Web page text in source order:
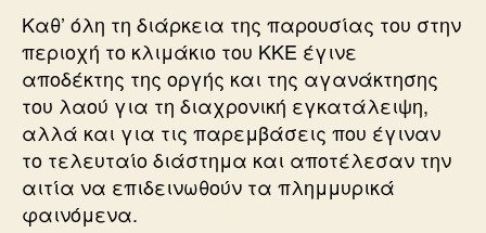
Καθ’ όλη τη διάρκεια της παρουσίας του στην
περιοχή το κλιμάκιο του ΚΚΕ έγινε
αποδέκτης της οργής και της αγανάκτησης
του λαού για τη διαχρονική εγκατάλειψη,
αλλά και για τις παρεμβάσεις που έγιναν
το τελευταίο διάστημα και αποτέλεσαν την
αιτία να επιδεινωθούν τα πλημμυρικά
φαινόμενα.